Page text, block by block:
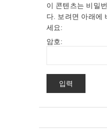
이 콘텐츠는 비밀
다. 보려면 아래에
세요:
암호: